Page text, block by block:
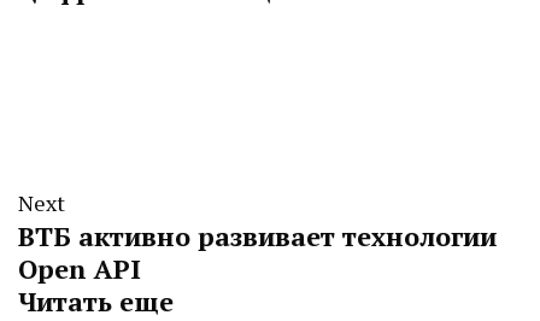
Next
ВТБ активно развивает технологии
Open API
Читать еще